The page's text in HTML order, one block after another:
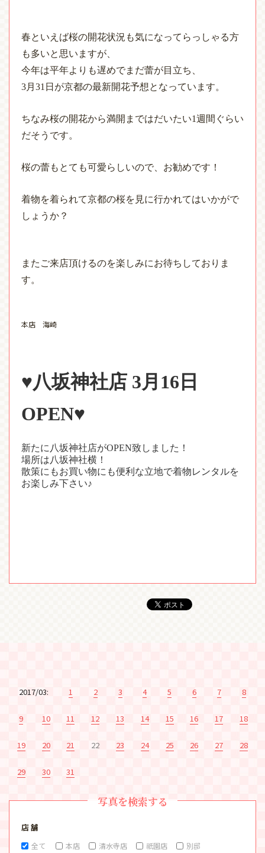
春といえば桜の開花状況も気になってらっしゃる方
も多いと思いますが、
今年は平年よりも遅めでまだ蕾が目立ち、
3月 31 日が京都の最新開花予想となっています。
ちなみ桜の開花から満開まではだいたい1週間ぐらい
だそうです。
桜の蕾もとても可愛らしいので、お勧めです！
着物を着られて京都の桜を見に行かれてはいかがで
しょうか？
またご来店頂けるのを楽しみにお待ちしておりま
す。
本店 海崎
♥八坂神社店 3月 16 日
OPEN♥
新たに八坂神社店がOPEN致しました！
場所は八坂神社横！
散策にもお買い物にも便利な立地で着物レンタルを
お楽しみ下さい♪
2017/03: 1 2 3 4 5 6 7 8
9 10 11 12 13 14 15 16 17 18
19 20 21 22 23 24 25 26 27 28
29 30 31
写真を検索する
店 舗
全て 本店 清水寺店 祇園店
別邸